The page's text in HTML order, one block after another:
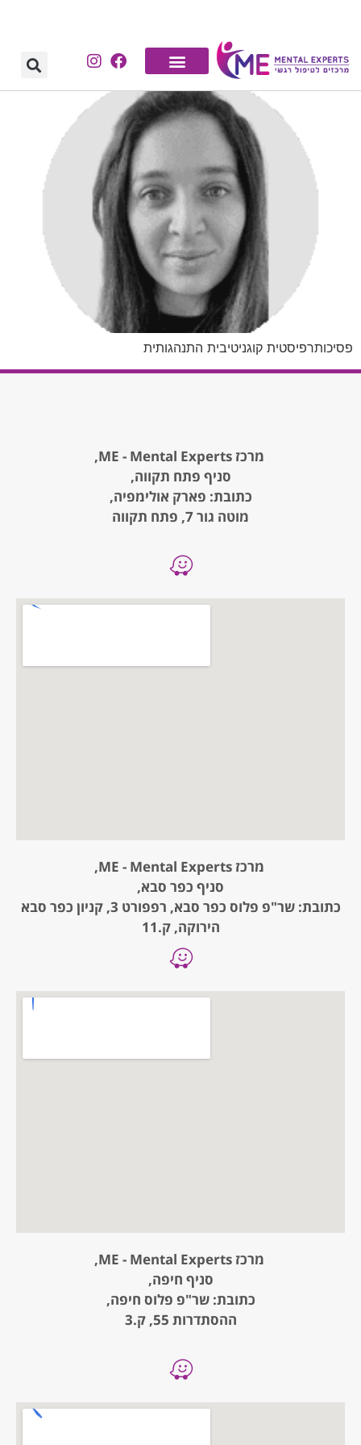
פסיכותרפיסטית קוגניטיבית התנהגותית
מרכז ME - Mental Experts,
סניף פתח תקווה,
כתובת: פארק אולימפיה,
מוטה גור 7, פתח תקווה
מרכז ME - Mental Experts,
סניף כפר סבא,
כתובת: שר"פ פלוס כפר סבא, רפפורט 3, קניון כפר סבא
הירוקה, ק.11
מרכז ME - Mental Experts,
סניף חיפה,
כתובת: שר"פ פלוס חיפה,
ההסתדרות 55, ק.3